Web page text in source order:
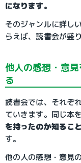
になります。
そのジャンルに詳し
らえば、読書会が盛
他人の感想・意
る
読書会では、それぞ
ていきます。同じ本
を持ったのか知るこ
す。
他の人の感想・意見